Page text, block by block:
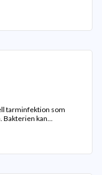
tarminfektion som
Bakterien kan...